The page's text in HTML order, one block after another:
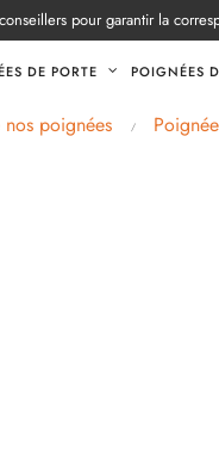
pour garantir la
DE PORTE POIGNÉES
poignées